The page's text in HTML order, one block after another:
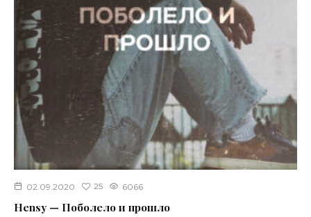
02.09.2020 25 6066
Hensy — Поболело и прошло